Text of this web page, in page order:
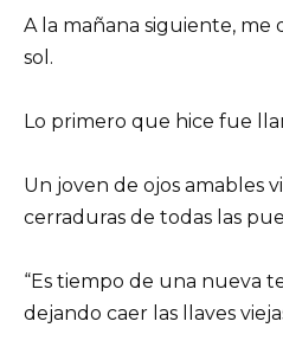
A la mañana siguiente, me
sol.
Lo primero que hice fue
Un joven de ojos amables
cerraduras de todas las
“Es tiempo de una nueva
dejando caer las llaves